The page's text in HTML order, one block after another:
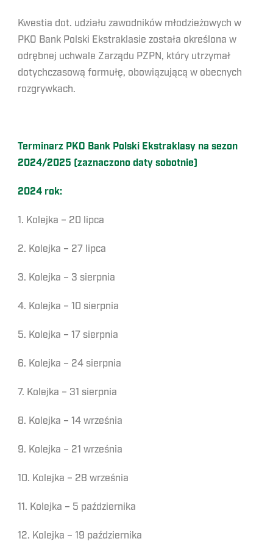
Kwestia dot. udziału zawodników młodzieżowych w
PKO Bank Polski Ekstraklasie została określona w
odrębnej uchwale Zarządu PZPN, który utrzymał
dotychczasową formułę, obowiązującą w obecnych
rozgrywkach.
Terminarz PKO Bank Polski Ekstraklasy na sezon
2024/2025 (zaznaczono daty sobotnie)
2024 rok:
1. Kolejka – 20 lipca
2. Kolejka – 27 lipca
3. Kolejka – 3 sierpnia
4. Kolejka – 10 sierpnia
5. Kolejka – 17 sierpnia
6. Kolejka – 24 sierpnia
7. Kolejka – 31 sierpnia
8. Kolejka – 14 września
9. Kolejka – 21 września
10. Kolejka – 28 września
11. Kolejka – 5 października
12. Kolejka – 19 października